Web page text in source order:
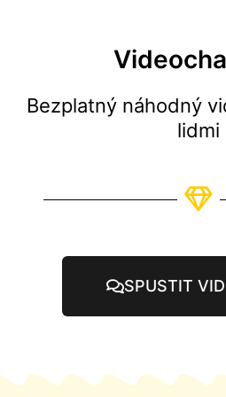
Bezplatný náhodný
lidmi
SPUSTIT